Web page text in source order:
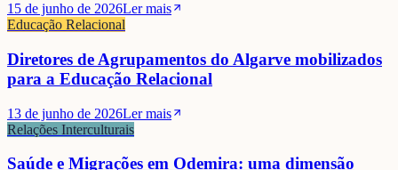
15 de junho de 2026Ler mais
Educação Relacional
Diretores de Agrupamentos do Algarve mobilizados
para a Educação Relacional
13 de junho de 2026Ler mais
Relações Interculturais
Saúde e Migrações em Odemira: uma dimensão